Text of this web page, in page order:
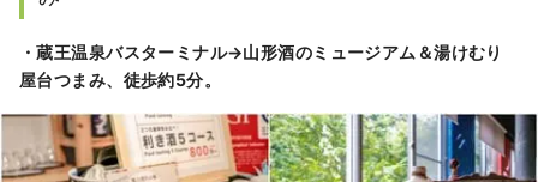
・蔵王温泉バスターミナル→山形酒のミュージアム＆湯けむり
屋台つまみ、徒歩約5分。